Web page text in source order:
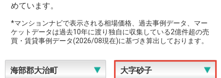
めています。
*マンションナビで表示される相場価格、過去事例データ、マー
ケットデータは過去10年に渡り独自に収集している2億件超の売
買・賃貸事例データ(2026/08現在)に基づき算出しております。